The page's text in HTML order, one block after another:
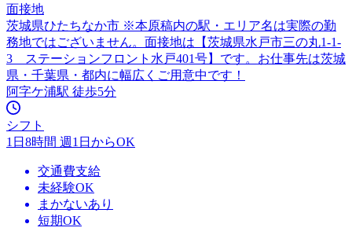
面接地
茨城県ひたちなか市 ※本原稿内の駅・エリア名は実際の勤
務地ではございません。面接地は【茨城県水戸市三の丸1-1-
3 ステーションフロント水戸401号】です。お仕事先は茨城
県・千葉県・都内に幅広くご用意中です！
阿字ケ浦駅 徒歩5分
シフト
1日8時間 週1日からOK
交通費支給
未経験OK
まかないあり
短期OK